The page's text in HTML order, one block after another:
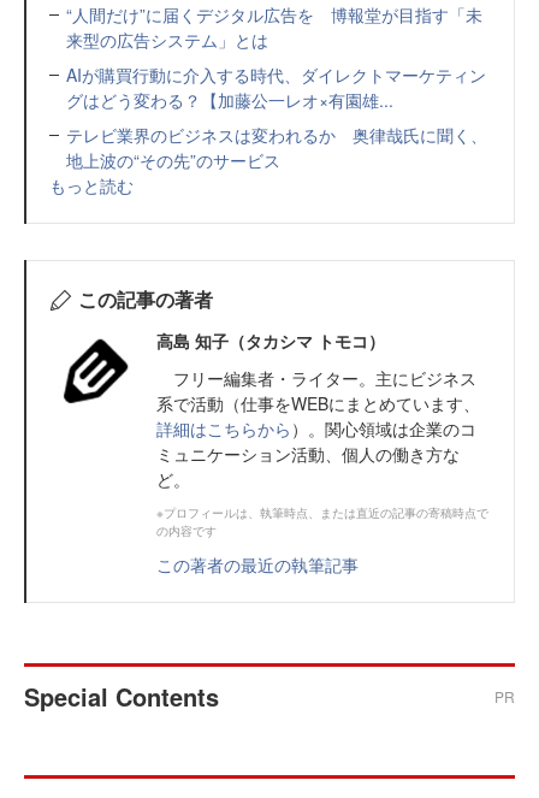
“人間だけ”に届くデジタル広告を 博報堂が目指す「未
来型の広告システム」とは
AIが購買行動に介入する時代、ダイレクトマーケティン
グはどう変わる？【加藤公一レオ×有園雄...
テレビ業界のビジネスは変われるか 奥律哉氏に聞く、
地上波の“その先”のサービス
もっと読む
この記事の著者
高島 知子（タカシマ トモコ）
フリー編集者・ライター。主にビジネス
系で活動（仕事をWEBにまとめています、
詳細はこちらから ）。関心領域は企業のコ
ミュニケーション活動、個人の働き方な
ど。
※プロフィールは、執筆時点、または直近の記事の寄稿時点で
の内容です
この著者の最近の執筆記事
Special Contents PR